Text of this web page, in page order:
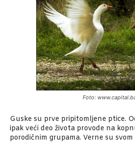
Foto:
Guske su prve pripitomljene ptice.
ipak veći deo života provode na
porodičnim grupama. Verne su